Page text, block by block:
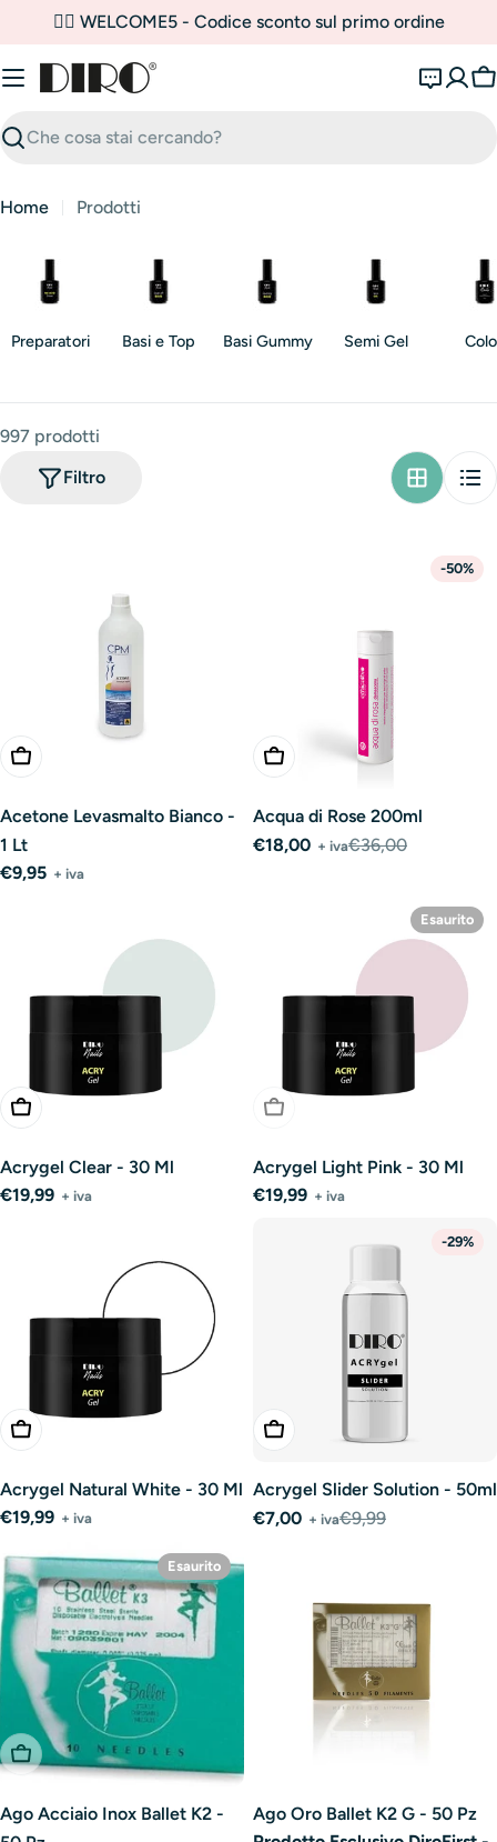
contenuto
✌🏼 WELCOME5 - Codice sconto sul primo ordine
Ricerca
Home Prodotti
Preparatori Basi e Top Basi Gummy Semi Gel
997 prodotti
Filtro
Aggiungi Al Carrello
Acetone Levasmalto Bianco -
1 Lt
Prezzo
€9,95 + iva
-50%
Aggiungi Al Carrello
Acqua di Rose 200ml
Prezzo
€18,00 + iva
Prezzo
€36,00
Aggiungi Al Carrello
Acrygel Clear - 30 Ml
Prezzo
€19,99 + iva
Esaurito
Esaurito
Acrygel Light Pink - 30 Ml
Prezzo
€19,99 + iva
Aggiungi Al Carrello
Acrygel Natural White - 30 Ml
Prezzo
€19,99 + iva
-29%
Aggiungi Al Carrello
Acrygel Slider Solution - 50ml
Prezzo
€7,00 + iva
Prezzo
€9,99
Esaurito
Esaurito
Ago Acciaio Inox Ballet K2 -
Ago Oro Ballet K2 G - 50 Pz